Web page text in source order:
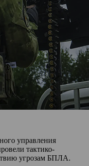
управления
тактико-
угрозам БПЛА.